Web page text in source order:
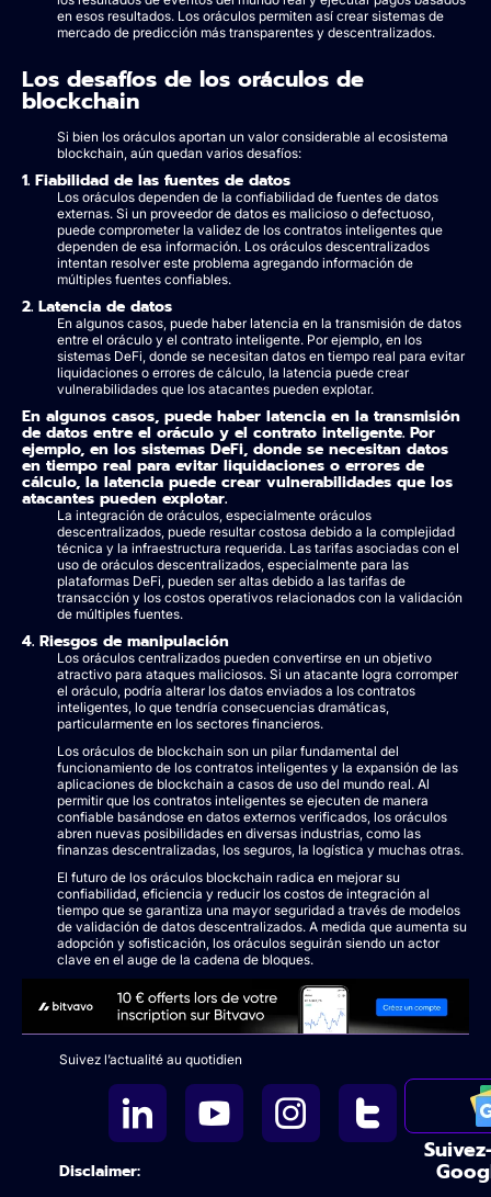
en esos resultados. Los oráculos permiten así crear sistemas de
mercado de predicción más transparentes y descentralizados.
Los desafíos de los oráculos de
blockchain
Si bien los oráculos aportan un valor considerable al ecosistema
blockchain, aún quedan varios desafíos:
1. Fiabilidad de las fuentes de datos
Los oráculos dependen de la confiabilidad de fuentes de datos
externas. Si un proveedor de datos es malicioso o defectuoso,
puede comprometer la validez de los contratos inteligentes que
dependen de esa información. Los oráculos descentralizados
intentan resolver este problema agregando información de
múltiples fuentes confiables.
2. Latencia de datos
En algunos casos, puede haber latencia en la transmisión de datos
entre el oráculo y el contrato inteligente. Por ejemplo, en los
sistemas DeFi, donde se necesitan datos en tiempo real para evitar
liquidaciones o errores de cálculo, la latencia puede crear
vulnerabilidades que los atacantes pueden explotar.
En algunos casos, puede haber latencia en la transmisión
de datos entre el oráculo y el contrato inteligente. Por
ejemplo, en los sistemas DeFi, donde se necesitan datos
en tiempo real para evitar liquidaciones o errores de
cálculo, la latencia puede crear vulnerabilidades que los
atacantes pueden explotar.
La integración de oráculos, especialmente oráculos
descentralizados, puede resultar costosa debido a la complejidad
técnica y la infraestructura requerida. Las tarifas asociadas con el
uso de oráculos descentralizados, especialmente para las
plataformas DeFi, pueden ser altas debido a las tarifas de
transacción y los costos operativos relacionados con la validación
de múltiples fuentes.
4. Riesgos de manipulación
Los oráculos centralizados pueden convertirse en un objetivo
atractivo para ataques maliciosos. Si un atacante logra corromper
el oráculo, podría alterar los datos enviados a los contratos
inteligentes, lo que tendría consecuencias dramáticas,
particularmente en los sectores financieros.
Los oráculos de blockchain son un pilar fundamental del
funcionamiento de los contratos inteligentes y la expansión de las
aplicaciones de blockchain a casos de uso del mundo real. Al
permitir que los contratos inteligentes se ejecuten de manera
confiable basándose en datos externos verificados, los oráculos
abren nuevas posibilidades en diversas industrias, como las
finanzas descentralizadas, los seguros, la logística y muchas otras.
El futuro de los oráculos blockchain radica en mejorar su
confiabilidad, eficiencia y reducir los costos de integración al
tiempo que se garantiza una mayor seguridad a través de modelos
de validación de datos descentralizados. A medida que aumenta su
adopción y sofisticación, los oráculos seguirán siendo un actor
clave en el auge de la cadena de bloques.
Suivez l’actualité au quotidien
Disclaimer: